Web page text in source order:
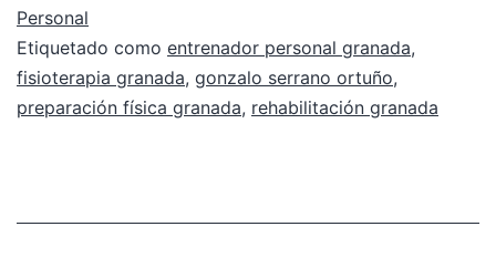
Personal
Etiquetado como entrenador personal granada,
fisioterapia granada, gonzalo serrano ortuño,
preparación física granada, rehabilitación granada